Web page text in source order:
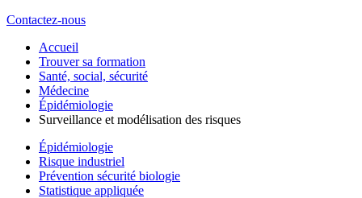
Contactez-nous
Accueil
Trouver sa formation
Santé, social, sécurité
Médecine
Épidémiologie
Surveillance et modélisation des risques
Épidémiologie
Risque industriel
Prévention sécurité biologie
Statistique appliquée